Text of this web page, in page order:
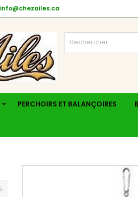
info@chezailes.ca
PERCHOIRS ET BALANÇOIRES